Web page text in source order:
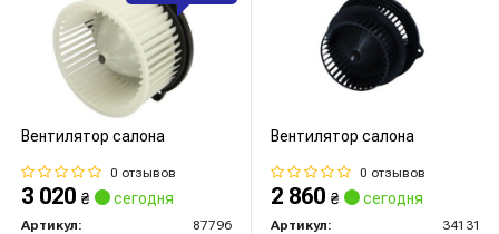
Вентилятор салона
0 отзывов
3 020 ₴ сегодня
Артикул:
87796
Вентилятор салона
0 отзывов
2 860 ₴ сегодня
Артикул:
34131